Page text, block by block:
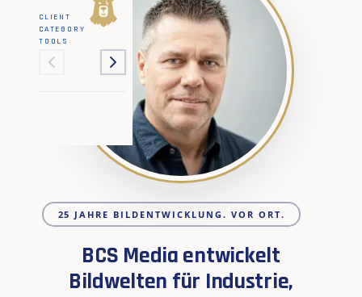
CLIENT
CATEGORY
TOOLS
25 JAHRE BILDENTWICKLUNG. VOR ORT.
BCS Media entwickelt
Bildwelten für Industrie,